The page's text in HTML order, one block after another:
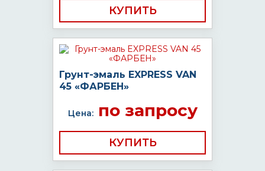
КУПИТЬ
Грунт-эмаль EXPRESS VAN
45 «ФАРБЕН»
Цена:по запросу
КУПИТЬ